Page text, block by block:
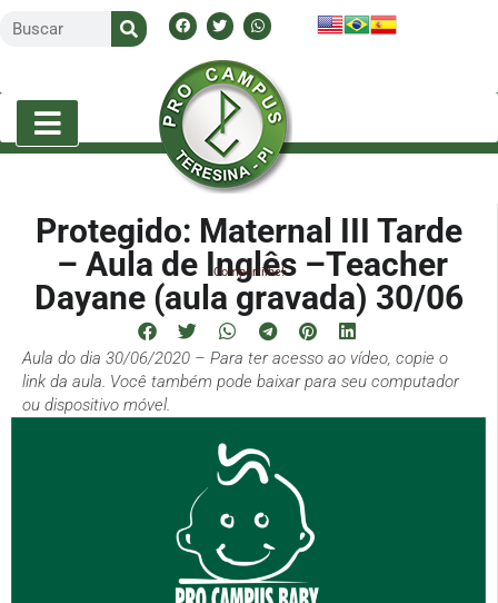
Protegido: Maternal III Tarde
– Aula de Inglês –Teacher
Dayane (aula gravada) 30/06
Compartilhe!
Aula do dia 30/06/2020 – Para ter acesso ao vídeo, copie o
link da aula. Você também pode baixar para seu computador
ou dispositivo móvel.